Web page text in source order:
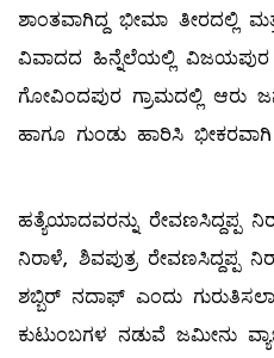
ಶಾಂತವಾಗಿದ್ದ ಭೀಮಾ ತೀರದಲ್ಲಿ
ವಿವಾದದ ಹಿನ್ನೆಲೆಯಲ್ಲಿ
ಗೋವಿಂದಪುರ ಗ್ರಾಮದಲ್ಲಿ ಆರು
ಹಾಗೂ ಗುಂಡು ಹಾರಿಸಿ
ಹತ್ಯೆಯಾದವರನ್ನು ರೇವಣಸಿದ್ದಪ್ಪ
ನಿರಾಳೆ, ಶಿವಪುತ್ರ ರೇವಣಸಿದ್ದಪ್ಪ
ಶಬ್ಬಿರ್ ನದಾಫ್ ಎಂದು
ಕುಟುಂಬಗಳ ನಡುವೆ ಜಮೀನು